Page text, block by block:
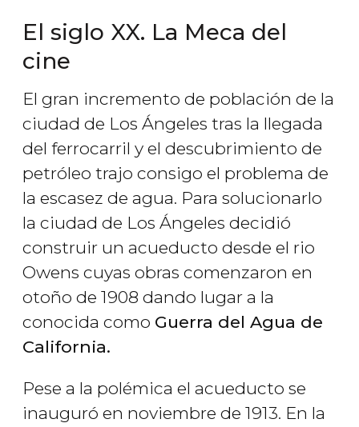
El siglo XX. La Meca del
cine
El gran incremento de población de la
ciudad de Los Ángeles tras la llegada
del ferrocarril y el descubrimiento de
petróleo trajo consigo el problema de
la escasez de agua. Para solucionarlo
la ciudad de Los Ángeles decidió
construir un acueducto desde el rio
Owens cuyas obras comenzaron en
otoño de 1908 dando lugar a la
conocida como Guerra del Agua de
California.
Pese a la polémica el acueducto se
inauguró en noviembre de 1913. En la